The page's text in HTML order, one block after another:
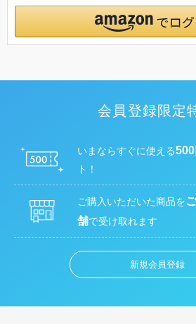
会員登録限定
いまならすぐに使える
ト！
ご購入いただいた商品を
舗で受け取れます
新規会員登録